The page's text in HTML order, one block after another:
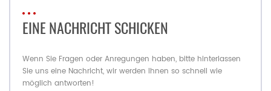
EINE NACHRICHT SCHICKEN
Wenn Sie Fragen oder Anregungen haben, bitte hinterlassen
Sie uns eine Nachricht, wir werden Ihnen so schnell wie
möglich antworten!